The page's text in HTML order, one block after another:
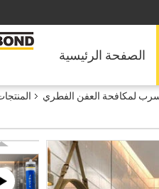
الصفحة الرئيسية
لمكافحة العفن الفطري